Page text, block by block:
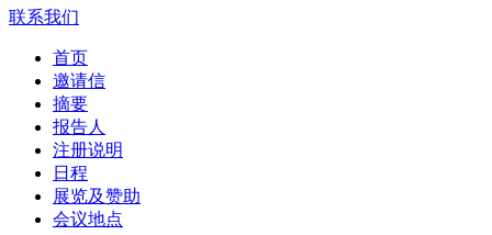
联系我们
首页
邀请信
摘要
报告人
注册说明
日程
展览及赞助
会议地点